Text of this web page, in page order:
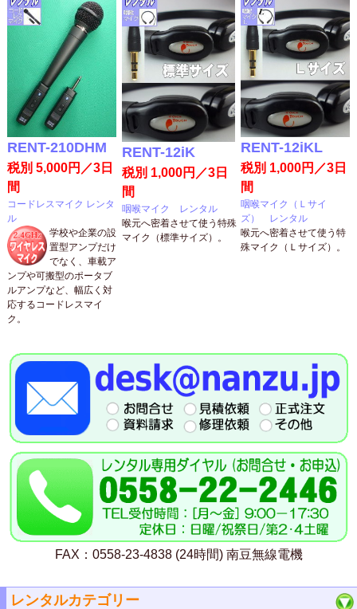
RENT-210DHM
税別 5,000円／3日
間
コードレスマイク レンタ
ル
学校や企業の設
置型アンプだけ
でなく、車載ア
ンプや可搬型のポータブ
ルアンプなど、幅広く対
応するコードレスマイ
ク。
RENT-12iK
税別 1,000円／3日
間
咽喉マイク レンタル
喉元へ密着させて使う特殊
マイク（標準サイズ）。
RENT-12iKL
税別 1,000円／3日
間
咽喉マイク（Ｌサイ
ズ） レンタル
喉元へ密着させて使う特
殊マイク（Ｌサイズ）。
FAX：0558-23-4838 (24時間) 南豆無線電機
レンタルカテゴリー